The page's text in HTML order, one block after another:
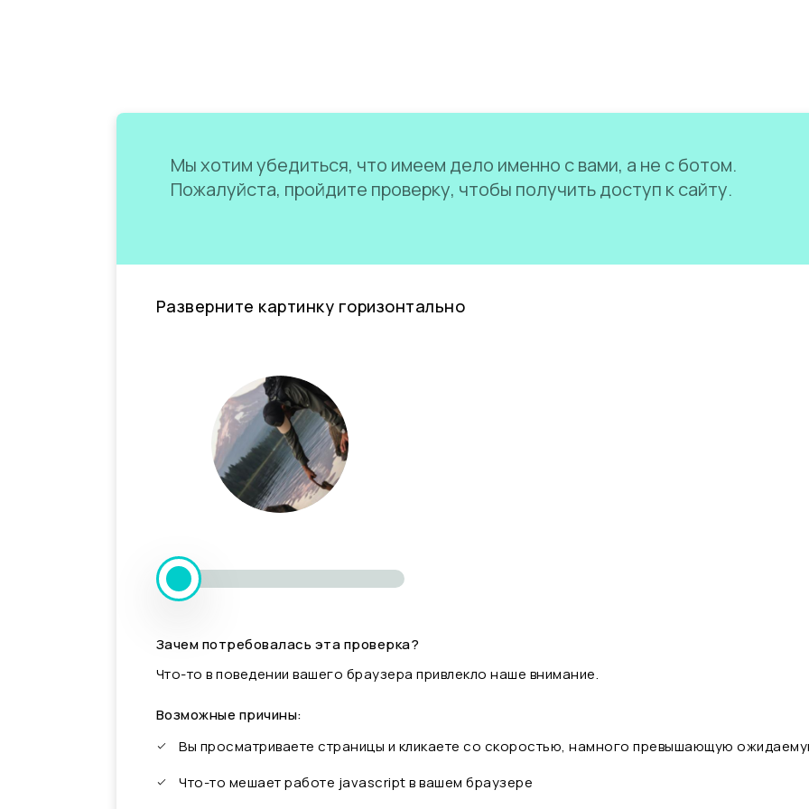
Мы хотим убедиться, что имеем дело именно с вами, а не с ботом.
Пожалуйста, пройдите проверку, чтобы получить доступ к сайту.
Разверните картинку горизонтально
Зачем потребовалась эта проверка?
Что-то в поведении вашего браузера привлекло наше внимание.
Возможные причины:
Вы просматриваете страницы и кликаете со скоростью, намного превышающую
Что-то мешает работе javascript в вашем браузере